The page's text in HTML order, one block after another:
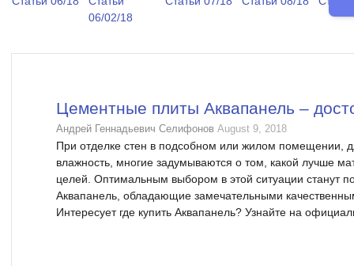
06/02/18
Цементные плиты Аквапанель –
Андрей Геннадьевич Селифонов August 9, 2018
При отделке стен в подсобном или жилом помещении,
влажность, многие задумываются о том, какой лучше
целей. Оптимальным выбором в этой ситуации станут
Аквапанель, обладающие замечательными
Интересует где купить Аквапанель? Узнайте на